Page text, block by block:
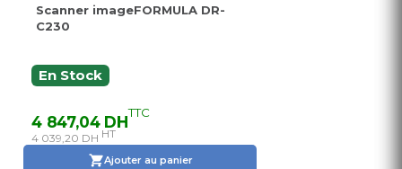
Scanner imageFORMULA DR-
C230
En Stock
4 847,04 DHTTC
4 039,20 DH HT
Ajouter au panier